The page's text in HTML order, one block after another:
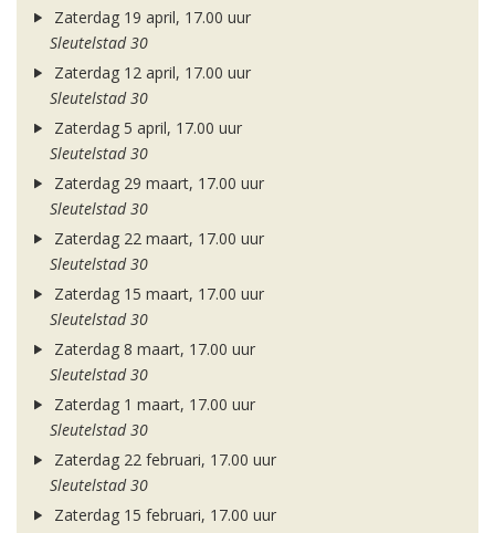
Zaterdag 19 april, 17.00 uur
Sleutelstad 30
Zaterdag 12 april, 17.00 uur
Sleutelstad 30
Zaterdag 5 april, 17.00 uur
Sleutelstad 30
Zaterdag 29 maart, 17.00 uur
Sleutelstad 30
Zaterdag 22 maart, 17.00 uur
Sleutelstad 30
Zaterdag 15 maart, 17.00 uur
Sleutelstad 30
Zaterdag 8 maart, 17.00 uur
Sleutelstad 30
Zaterdag 1 maart, 17.00 uur
Sleutelstad 30
Zaterdag 22 februari, 17.00 uur
Sleutelstad 30
Zaterdag 15 februari, 17.00 uur